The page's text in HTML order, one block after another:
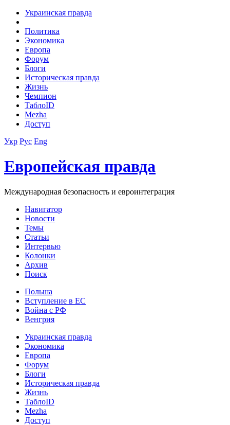
Украинская правда
Политика
Экономика
Европа
Форум
Блоги
Историческая правда
Жизнь
Чемпион
ТаблоID
Mezha
Доступ
Укр Рус Eng
Европейская правда
Международная безопасность и евроинтеграция
Навигатор
Новости
Темы
Статьи
Интервью
Колонки
Архив
Поиск
Польша
Вступление в ЕС
Война с РФ
Венгрия
Украинская правда
Экономика
Европа
Форум
Блоги
Историческая правда
Жизнь
ТаблоID
Mezha
Доступ